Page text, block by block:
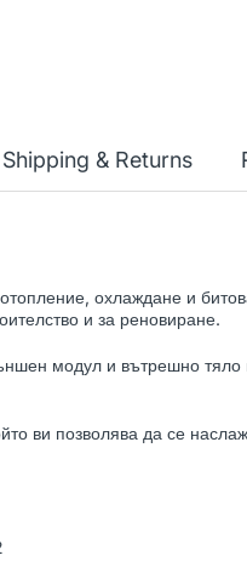
Shipping & Returns
охлаждане и
и за реновиране.
модул и вътрешно тяло
ви позволява да се